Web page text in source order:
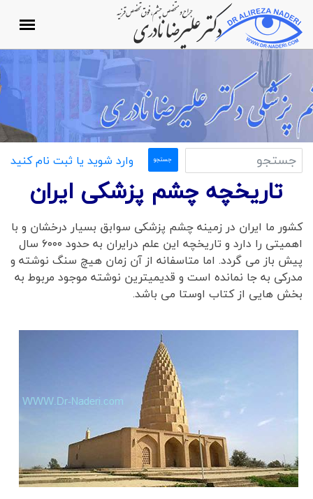
وارد شوید یا ثبت نام کنید
تاریخچه چشم پزشکی ایران
کشور ما ایران در زمینه چشم پزشکی سوابق بسیار درخشان و با
اهمیتی را دارد و تاریخچه این علم درایران به حدود ۶۰۰۰ سال
پیش باز می گردد. اما متاسفانه از آن زمان هیچ سنگ نوشته و
مدرکی به جا نمانده است و قدیمیترین نوشته موجود مربوط به
بخش هایی از کتاب اوستا می باشد.